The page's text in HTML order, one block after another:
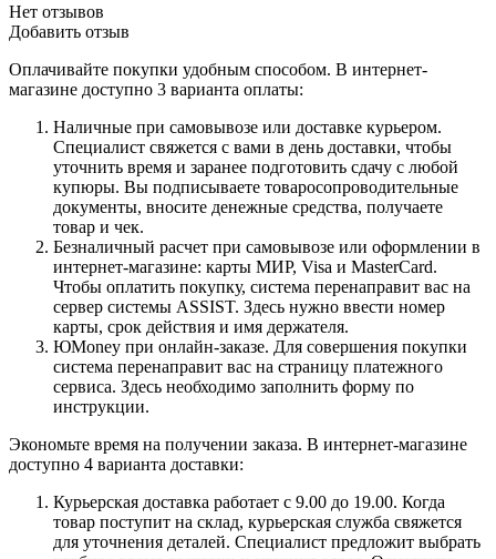
Нет отзывов
Добавить отзыв
Оплачивайте покупки удобным способом. В интернет-
магазине доступно 3 варианта оплаты:
Наличные при самовывозе или доставке курьером.
Специалист свяжется с вами в день доставки, чтобы
уточнить время и заранее подготовить сдачу с любой
купюры. Вы подписываете товаросопроводительные
документы, вносите денежные средства, получаете
товар и чек.
Безналичный расчет при самовывозе или оформлении в
интернет-магазине: карты МИР, Visa и MasterCard.
Чтобы оплатить покупку, система перенаправит вас на
сервер системы ASSIST. Здесь нужно ввести номер
карты, срок действия и имя держателя.
ЮMoney при онлайн-заказе. Для совершения покупки
система перенаправит вас на страницу платежного
сервиса. Здесь необходимо заполнить форму по
инструкции.
Экономьте время на получении заказа. В интернет-магазине
доступно 4 варианта доставки:
Курьерская доставка работает с 9.00 до 19.00. Когда
товар поступит на склад, курьерская служба свяжется
для уточнения деталей. Специалист предложит выбрать